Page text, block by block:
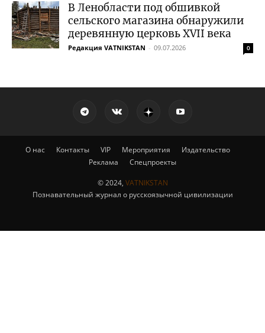
В Ленобласти под обшивкой
сельского магазина обнаружили
деревянную церковь XVII века
Редакция VATNIKSTAN - 09.07.2026 0
О нас Контакты VIP Мероприятия
Издательство
Реклама
Спецпроекты
© 2024, VATNIKSTAN
Познавательный журнал о русскоязычной цивилизации